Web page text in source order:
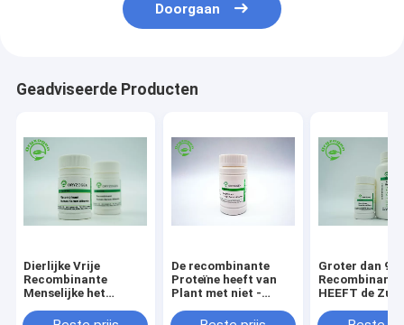
Doorgaan
Geadviseerde Producten
Dierlijke Vrije
Recombinante
Menselijke het
de vulstofrang rHSA
De recombinante
Proteïne heeft van
Plant met niet -
Ingrediëntenendotoxin
Groter dan
Recombinante
HEEFT de
zonder